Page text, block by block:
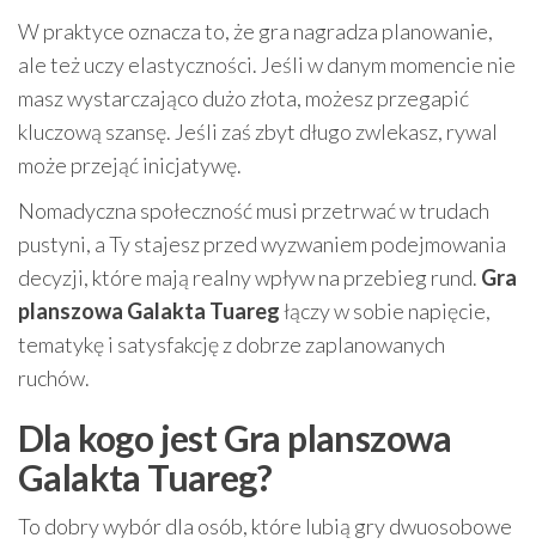
W praktyce oznacza to, że gra nagradza planowanie,
ale też uczy elastyczności. Jeśli w danym momencie nie
masz wystarczająco dużo złota, możesz przegapić
kluczową szansę. Jeśli zaś zbyt długo zwlekasz, rywal
może przejąć inicjatywę.
Nomadyczna społeczność musi przetrwać w trudach
pustyni, a Ty stajesz przed wyzwaniem podejmowania
decyzji, które mają realny wpływ na przebieg rund. Gra
planszowa Galakta Tuaregłączy w sobie napięcie,
tematykę i satysfakcję z dobrze zaplanowanych
ruchów.
Dla kogo jest Gra planszowa
Galakta Tuareg?
To dobry wybór dla osób, które lubią gry dwuosobowe